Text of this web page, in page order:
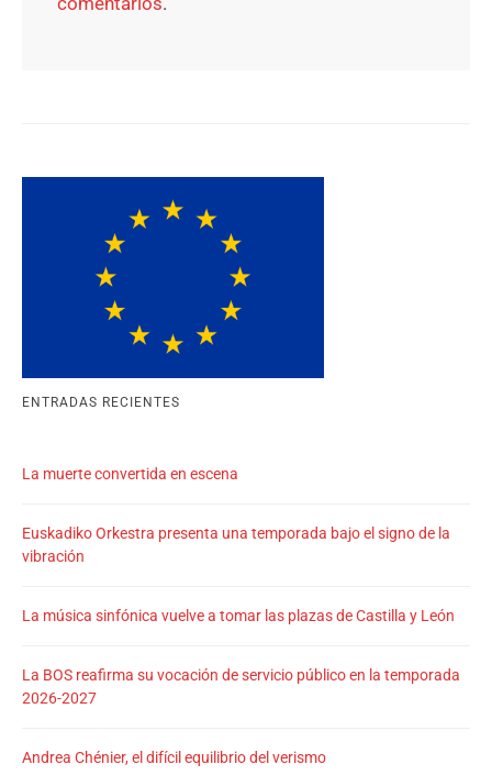
ENTRADAS RECIENTES
La muerte convertida en escena
Euskadiko Orkestra presenta una temporada bajo el signo de la
vibración
La música sinfónica vuelve a tomar las plazas de Castilla y León
La BOS reafirma su vocación de servicio público en la temporada
2026-2027
Andrea Chénier, el difícil equilibrio del verismo